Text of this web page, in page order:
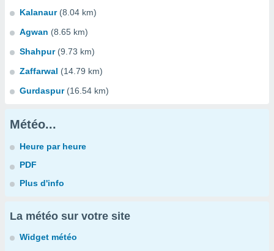
Kalanaur (8.04 km)
Agwan (8.65 km)
Shahpur (9.73 km)
Zaffarwal (14.79 km)
Gurdaspur (16.54 km)
Météo...
Heure par heure
PDF
Plus d'info
La météo sur votre site
Widget météo